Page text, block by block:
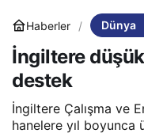
Haberler Dünya
İngiltere
destek
İngiltere Çalışma ve
hanelere yıl boyunca